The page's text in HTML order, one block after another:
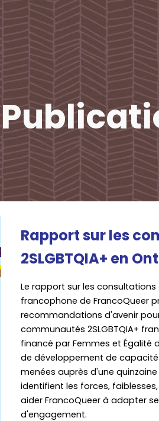
Skip to
Rapport sur les
2SLGBTQIA+ en
Le rapport sur les consultations
francophone de FrancoQueer
recommandations d'avenir
communautés 2SLGBTQIA+
financé par Femmes et Égalité
de développement de
menées auprès d'une
identifient les forces,
aider FrancoQueer à adapter
d'engagement.